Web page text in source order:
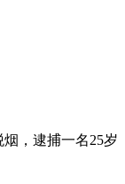
，逮捕一名25岁